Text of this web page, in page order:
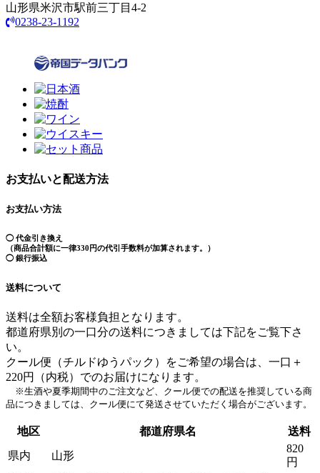
山形県米沢市駅前三丁目4-2
0238-23-1192
お支払いと配送方法
お支払い方法
◯ 代金引き換え
（商品合計額に一律330円の代引手数料が加算されます。）
◯ 銀行振込
送料について
送料は全額お客様負担となります。
都道府県別の一口分の送料につきましては下記をご覧下さ
い。
クール便（チルドゆうパック）をご希望の場合は、一口＋
220円（内税）でのお届けになります。
※生酒や夏季期間中のご注文など、クール便での配送を推奨している商
品につきましては、クール便にて発送させていただく場合がございます。
地区 都道府県名
送料
県内
山形
820
円